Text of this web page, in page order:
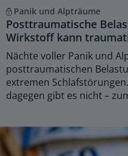
Panik und Alpträume
Posttraumatische
Wirkstoff kann
Nächte voller Panik und
posttraumatischen
extremen
dagegen gibt es nicht –